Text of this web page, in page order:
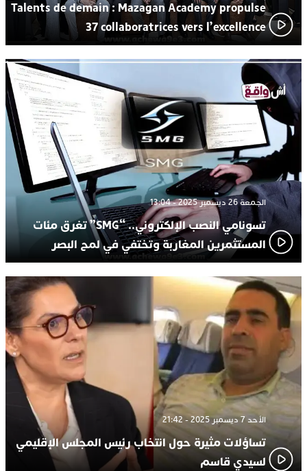
Talents de demain : Mazagan Academy propulse
37 collaboratrices vers l’excellence
الجمعة 26 ديسمبر 2025 - 13:04
تسونامي النصب الإلكتروني.. “SMG” تغرق مئات
المستثمرين المغاربة وتختفي في لمح البصر
الأحد 7 ديسمبر 2025 - 21:42
تساؤلات مثيرة حول انتخاب رئيس المجلس الإقليمي
لسيدي قاسم